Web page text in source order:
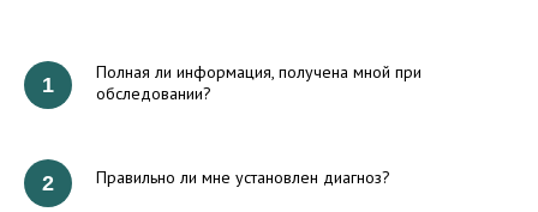
Полная ли информация, получена мной при
обследовании?
Правильно ли мне установлен диагноз?